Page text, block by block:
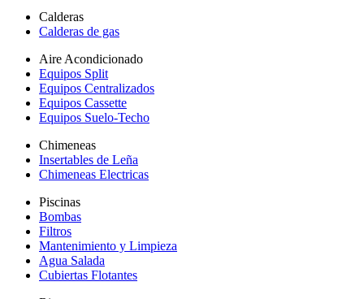
Calderas
Calderas de gas
Aire Acondicionado
Equipos Split
Equipos Centralizados
Equipos Cassette
Equipos Suelo-Techo
Chimeneas
Insertables de Leña
Chimeneas Electricas
Piscinas
Bombas
Filtros
Mantenimiento y Limpieza
Agua Salada
Cubiertas Flotantes